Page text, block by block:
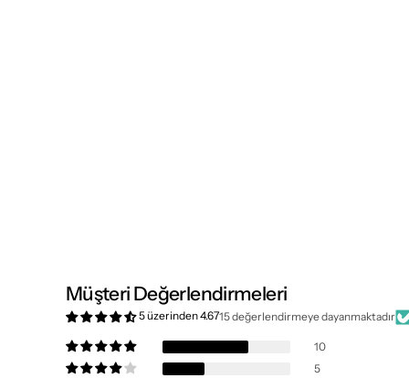
Müşteri Değerlendirmeleri
5 üzerinden 4.6715 değerlendirmeye dayanmaktadır
10
5